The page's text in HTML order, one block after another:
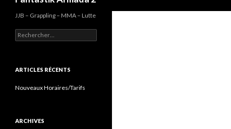
JJB – Grappling – MMA – Lutte
Rechercher :
ARTICLES RÉCENTS
Nouveaux Horaires/Tarifs
ARCHIVES